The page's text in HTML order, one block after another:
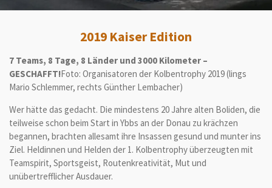
2019 Kaiser Edition
7 Teams, 8 Tage, 8 Länder und 3000 Kilometer –
GESCHAFFT!Foto: Organisatoren der Kolbentrophy 2019 (lings
Mario Schlemmer, rechts Günther Lembacher)
Wer hätte das gedacht. Die mindestens 20 Jahre alten Boliden, die
teilweise schon beim Start in Ybbs an der Donau zu krächzen
begannen, brachten allesamt ihre Insassen gesund und munter ins
Ziel. Heldinnen und Helden der 1. Kolbentrophy überzeugten mit
Teamspirit, Sportsgeist, Routenkreativität, Mut und
unübertrefflicher Ausdauer.